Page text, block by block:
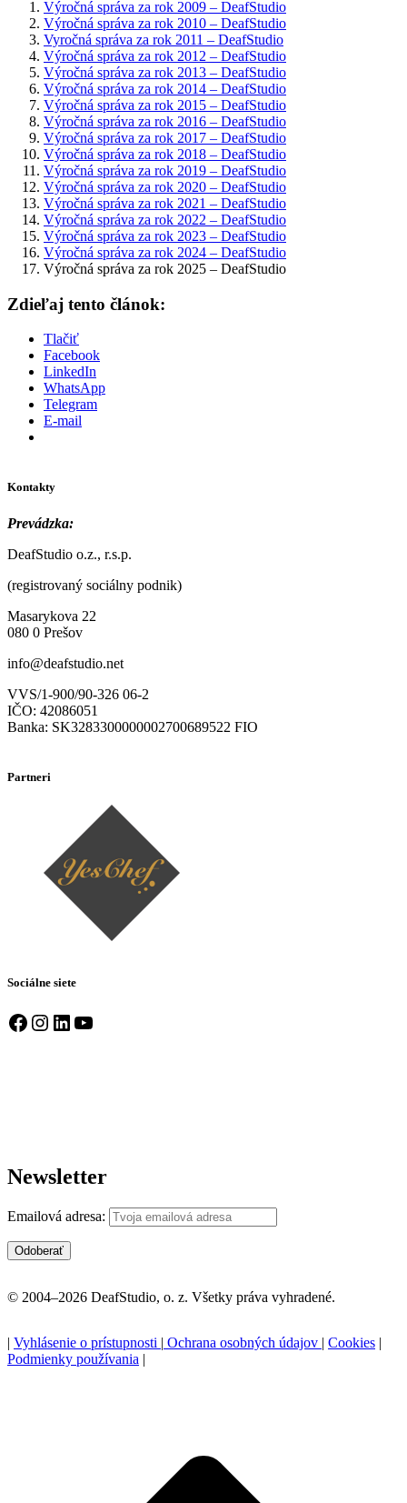
Výročná správa za rok 2009 – DeafStudio
Výročná správa za rok 2010 – DeafStudio
Vyročná správa za rok 2011 – DeafStudio
Výročná správa za rok 2012 – DeafStudio
Výročná správa za rok 2013 – DeafStudio
Výročná správa za rok 2014 – DeafStudio
Výročná správa za rok 2015 – DeafStudio
Výročná správa za rok 2016 – DeafStudio
Výročná správa za rok 2017 – DeafStudio
Výročná správa za rok 2018 – DeafStudio
Výročná správa za rok 2019 – DeafStudio
Výročná správa za rok 2020 – DeafStudio
Výročná správa za rok 2021 – DeafStudio
Výročná správa za rok 2022 – DeafStudio
Výročná správa za rok 2023 – DeafStudio
Výročná správa za rok 2024 – DeafStudio
Výročná správa za rok 2025 – DeafStudio
Zdieľaj tento článok:
Tlačiť
Facebook
LinkedIn
WhatsApp
Telegram
E-mail
Kontakty
Prevádzka:
DeafStudio o.z., r.s.p.
(registrovaný sociálny podnik)
Masarykova 22
080 0 Prešov
info@deafstudio.net
VVS/1-900/90-326 06-2
IČO: 42086051
Banka: SK3283300000002700689522 FIO
Partneri
Sociálne siete
Facebook Instagram LinkedIn YouTube
Newsletter
Emailová adresa:
© 2004–2026 DeafStudio, o. z. Všetky práva vyhradené.
| Vyhlásenie o prístupnosti | Ochrana osobných údajov | Cookies |
Podmienky používania |